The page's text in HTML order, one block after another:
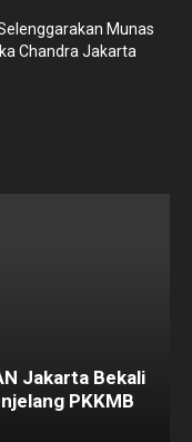
Munas
Chandra Jakarta
Jakarta Bekali
PKKMB